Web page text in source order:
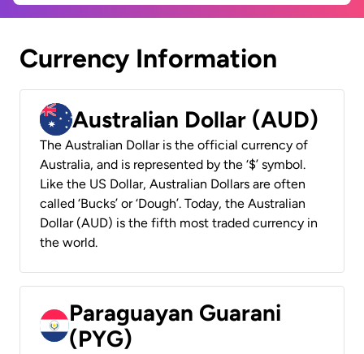
Currency Information
Australian Dollar (AUD)
The Australian Dollar is the official currency of
Australia, and is represented by the ‘$’ symbol.
Like the US Dollar, Australian Dollars are often
called ‘Bucks’ or ‘Dough’. Today, the Australian
Dollar (AUD) is the fifth most traded currency in
the world.
Paraguayan Guarani
(PYG)